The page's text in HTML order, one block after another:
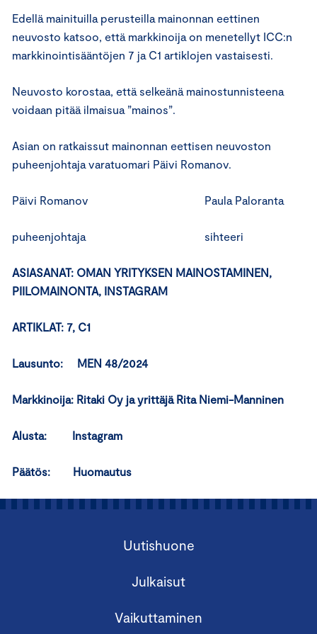
Edellä mainituilla perusteilla mainonnan eettinen
neuvosto katsoo, että markkinoija on menetellyt ICC:n
markkinointisääntöjen 7 ja C1 artiklojen vastaisesti.
Neuvosto korostaa, että selkeänä mainostunnisteena
voidaan pitää ilmaisua ”mainos”.
Asian on ratkaissut mainonnan eettisen neuvoston
puheenjohtaja varatuomari Päivi Romanov.
Päivi Romanov Paula Paloranta
puheenjohtaja sihteeri
ASIASANAT: OMAN YRITYKSEN MAINOSTAMINEN,
PIILOMAINONTA, INSTAGRAM
ARTIKLAT: 7, C1
Lausunto: MEN 48/2024
Markkinoija: Ritaki Oy ja yrittäjä Rita Niemi-Manninen
Alusta: Instagram
Päätös: Huomautus
Uutishuone
Julkaisut
Vaikuttaminen